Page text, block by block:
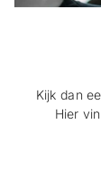
Kijk dan
Hier